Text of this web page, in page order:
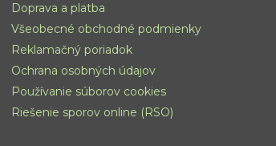
Doprava a platba
Všeobecné obchodné podmienky
Reklamačný poriadok
Ochrana osobných údajov
Používanie súborov cookies
Riešenie sporov online (RSO)